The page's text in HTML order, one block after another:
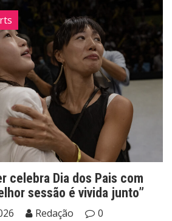
celebra Dia dos Pais com
sessão é vivida junto”
Redação
0